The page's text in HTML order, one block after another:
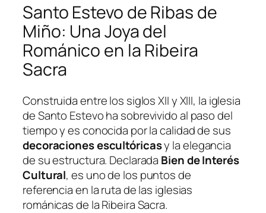
Santo Estevo de Ribas de
Miño: Una Joya del
Románico en la Ribeira
Sacra
Construida entre los siglos XII y XIII, la iglesia
de Santo Estevo ha sobrevivido al paso del
tiempo y es conocida por la calidad de sus
decoraciones escultóricasy la elegancia
de su estructura. Declarada Bien de Interés
Cultural, es uno de los puntos de
referencia en la ruta de las iglesias
románicas de la Ribeira Sacra.